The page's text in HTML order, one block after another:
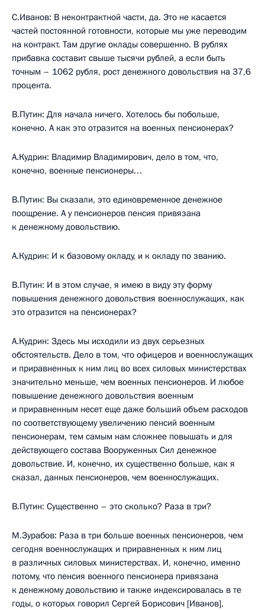
С.Иванов: В неконтрактной части, да. Это не касается
частей постоянной готовности, которые мы уже переводим
на контракт. Там другие оклады совершенно. В рублях
прибавка составит свыше тысячи рублей, а если быть
точным – 1062 рубля, рост денежного довольствия на 37,6
процента.
В.Путин: Для начала ничего. Хотелось бы побольше,
конечно. А как это отразится на военных пенсионерах?
А.Кудрин: Владимир Владимирович, дело в том, что,
конечно, военные пенсионеры…
В.Путин: Вы сказали, это единовременное денежное
поощрение. А у пенсионеров пенсия привязана
к денежному довольствию.
А.Кудрин: И к базовому окладу, и к окладу по званию.
В.Путин: И в этом случае, я имею в виду эту форму
повышения денежного довольствия военнослужащих, как
это отразится на пенсионерах?
А.Кудрин: Здесь мы исходили из двух серьезных
обстоятельств. Дело в том, что офицеров и военнослужащих
и приравненных к ним лиц во всех силовых министерствах
значительно меньше, чем военных пенсионеров. И любое
повышение денежного довольствия военным
и приравненным несет еще даже больший объем расходов
по соответствующему увеличению пенсий военным
пенсионерам, тем самым нам сложнее повышать и для
действующего состава Вооруженных Сил денежное
довольствие. И, конечно, их существенно больше, как я
сказал, данных пенсионеров, чем военнослужащих.
В.Путин: Существенно – это сколько? Раза в три?
М.Зурабов: Раза в три больше военных пенсионеров, чем
сегодня военнослужащих и приравненных к ним лиц
в различных силовых министерствах. И, конечно, именно
потому, что пенсия военного пенсионера привязана
к денежному довольствию и также индексировалась в те
годы, о которых говорил Сергей Борисович [Иванов],